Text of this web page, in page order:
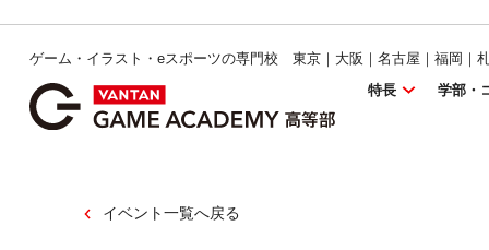
ゲーム・イラスト・eスポーツの専門校 東京｜大阪｜名古屋｜福岡｜
特長
学部・
イベント一覧へ戻る